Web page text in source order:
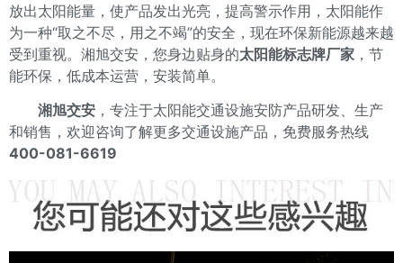
放出太阳能量，使产品发出光亮，提高警示作用，太阳能作
为一种“取之不尽，用之不竭”的安全，现在环保新能源越来越
受到重视。湘旭交安，您身边贴身的太阳能标志牌厂家 ，节
能环保，低成本运营，安装简单。
湘旭交安 ，专注于太阳能交通设施安防产品研发、生产
和销售，欢迎咨询了解更多交通设施产品，免费服务热线
400-081-6619